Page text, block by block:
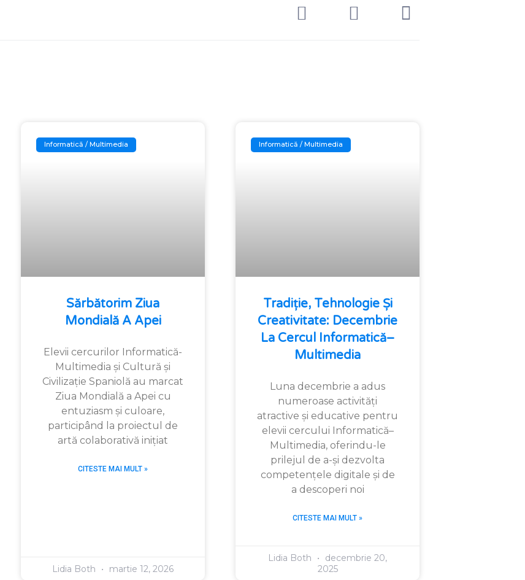
Informatică / Multimedia
Sărbătorim Ziua
Mondială A Apei
Elevii cercurilor Informatică-
Multimedia și Cultură și
Civilizație Spaniolă au marcat
Ziua Mondială a Apei cu
entuziasm și culoare,
participând la proiectul de
artă colaborativă inițiat
CITESTE MAI MULT »
Lidia Both martie 12, 2026
Informatică / Multimedia
Tradiție, Tehnologie Și
Creativitate: Decembrie
La Cercul Informatică–
Multimedia
Luna decembrie a adus
numeroase activități
atractive și educative pentru
elevii cercului Informatică–
Multimedia, oferindu-le
prilejul de a-și dezvolta
competențele digitale și de
a descoperi noi
CITESTE MAI MULT »
Lidia Both
decembrie 20,
2025